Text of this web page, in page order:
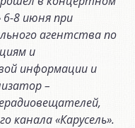
6-8 июня при
агентства по
и
информации и
–
канала «Карусель».